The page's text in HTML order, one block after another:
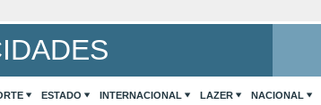
ESTADO INTERNACIONAL LAZER NACIONAL